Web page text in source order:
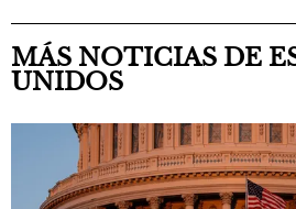
MÁS NOTICIAS DE
UNIDOS